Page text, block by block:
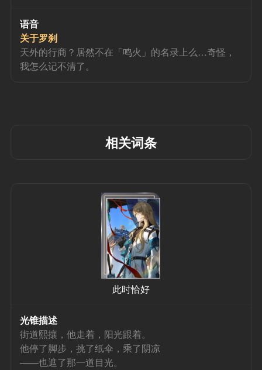
语音
关于罗刹
天外的行商？居然不在「鸣火」的名录上么…奇怪，
我怎么记不清了。
相关词条
此时恰好
光锥描述
街道熙攘，他走着，阳光跟着。
他停了脚步，挑了纸伞，乘了阴凉
——也遮了那一道目光。